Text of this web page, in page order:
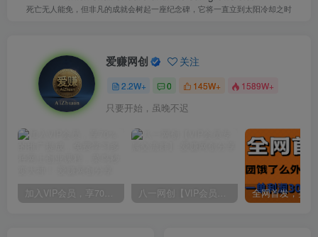
死亡无人能免，但非凡的成就会树起一座纪念碑，它将一直立到太阳冷却之时
爱赚网创 关注
2.2W+ 0 145W+ 1589W+
只要开始，虽晚不迟
加入VIP会员，享70%的推广提成，免费学习多种网上创业课程，菜鸟秒变大神！ 八一网创【VIP会员专属交流群】